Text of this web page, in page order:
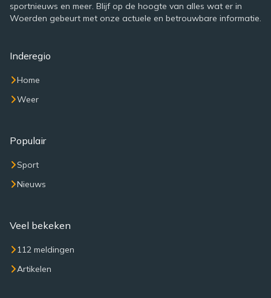
sportnieuws en meer. Blijf op de hoogte van alles wat er in
Woerden gebeurt met onze actuele en betrouwbare informatie.
Inderegio
Home
Weer
Populair
Sport
Nieuws
Veel bekeken
112 meldingen
Artikelen